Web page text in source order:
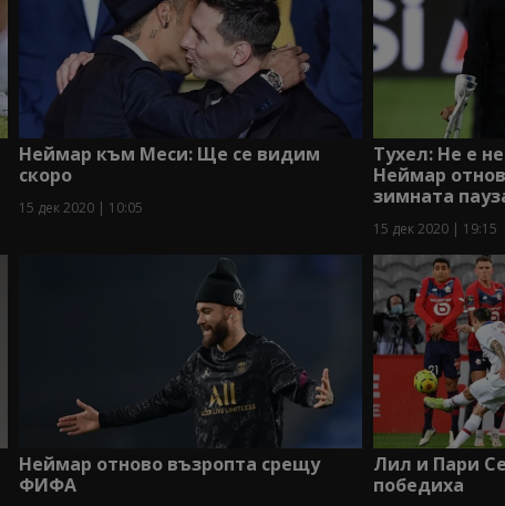
Неймар към Меси: Ще се видим
скоро
15 дек 2020 | 10:05
Тухел: Не е
Неймар
зимната
15 дек 2020 | 19:15
Неймар отново възропта срещу
ФИФА
Лил и Пари
победиха